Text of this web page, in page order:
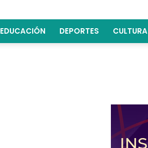
EDUCACIÓN DEPORTES CULTURA